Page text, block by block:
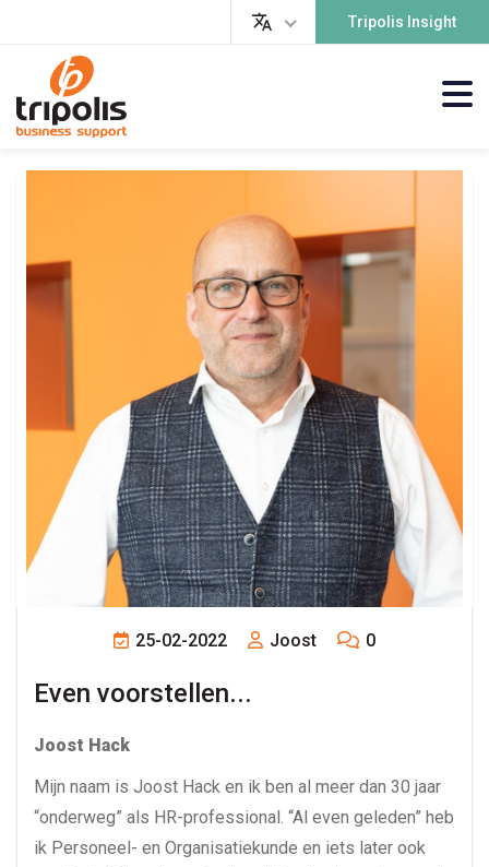
Tripolis Insight
25-02-2022 Joost 0
Even voorstellen...
Joost Hack
Mijn naam is Joost Hack en ik ben al meer dan 30 jaar
“onderweg” als HR-professional. “Al even geleden” heb
ik Personeel- en Organisatiekunde en iets later ook